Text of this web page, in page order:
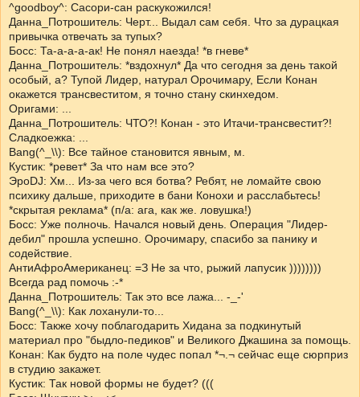
^goodboy^: Сасори-сан раскукожился!
Данна_Потрошитель: Черт... Выдал сам себя. Что за дурацкая
привычка отвечать за тупых?
Босс: Та-а-а-а-ак! Не понял наезда! *в гневе*
Данна_Потрошитель: *вздохнул* Да что сегодня за день такой
особый, а? Тупой Лидер, натурал Орочимару, Если Конан
окажется трансвеститом, я точно стану скинхедом.
Оригами: ...
Данна_Потрошитель: ЧТО?! Конан - это Итачи-трансвестит?!
Сладкоежка: ...
Bang(^_\\): Все тайное становится явным, м.
Кустик: *ревет* За что нам все это?
ЭроDJ: Хм... Из-за чего вся ботва? Ребят, не ломайте свою
психику дальше, приходите в бани Конохи и расслабьтесь!
*скрытая реклама* (п/а: ага, как же. ловушка!)
Босс: Уже полночь. Начался новый день. Операция "Лидер-
дебил" прошла успешно. Орочимару, спасибо за панику и
содействие.
АнтиАфроАмериканец: =З Не за что, рыжий лапусик ))))))))
Всегда рад помочь :-*
Данна_Потрошитель: Так это все лажа... -_-'
Bang(^_\\): Как лоханули-то...
Босс: Также хочу поблагодарить Хидана за подкинутый
материал про "быдло-педиков" и Великого Джашина за помощь.
Конан: Как будто на поле чудес попал *¬.¬ сейчас еще сюрприз
в студию закажет.
Кустик: Так новой формы не будет? (((